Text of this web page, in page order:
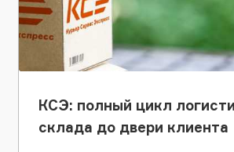
КСЭ: полный цикл
склада до двери клиента